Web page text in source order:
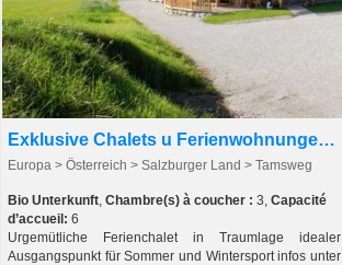
Exklusive Chalets u Ferienwohnungen Weissenbacher
Europa > Österreich > Salzburger Land > Tamsweg
Bio Unterkunft Chambre(s) à coucher : 3, Capacité
d’accueil: 6
Urgemütliche Ferienchalet in Traumlage idealer
Ausgangspunkt für Sommer und Wintersport infos unter